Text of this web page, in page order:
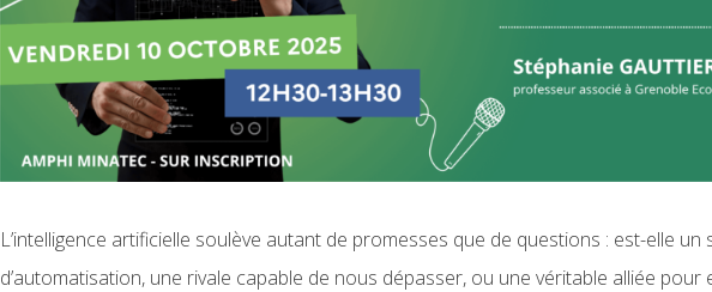
L’intelligence artificielle soulève autant de promesses que de questions : est-elle un
d’automatisation, une rivale capable de nous dépasser, ou une véritable alliée pour